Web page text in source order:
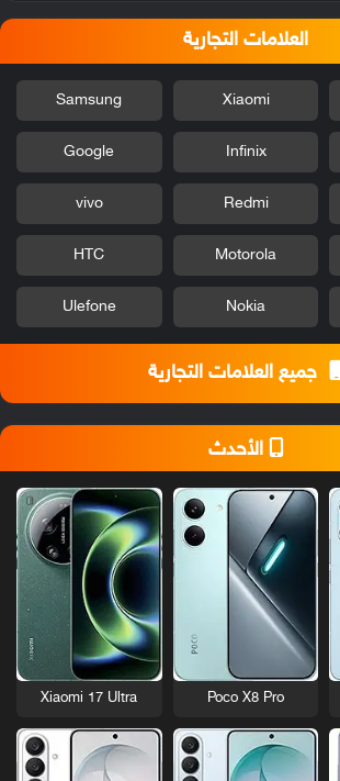
العلامات التجارية
Xiaomi
Samsung
Infinix
Google
Redmi
vivo
Motorola
HTC
Nokia
Ulefone
جميع العلامات التجارية
الأحدث
Poco X8 Pro
Xiaomi 17 Ultra